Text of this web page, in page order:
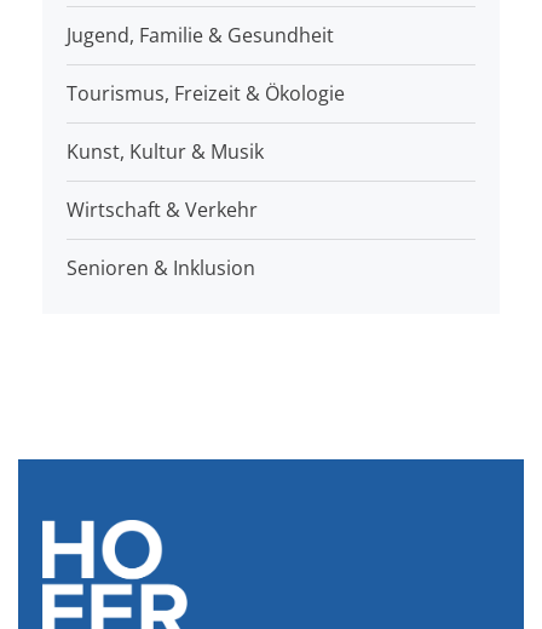
Jugend, Familie & Gesundheit
Tourismus, Freizeit & Ökologie
Kunst, Kultur & Musik
Wirtschaft & Verkehr
Senioren & Inklusion